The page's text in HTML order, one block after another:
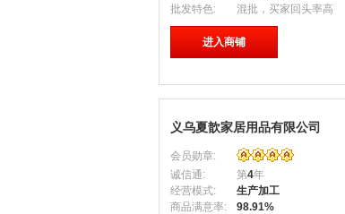
批发特色:
混批，买家回头率高
进入商铺
义乌夏歆家居用品有限公司
会员勋章:
诚信通:
第4年
经营模式:
生产加工
商品满意率:
98.91%